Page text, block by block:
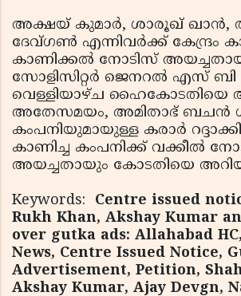
അക്ഷയ് കുമാര്‍, ശാരൂഖ്
ദേവ്ഗണ്‍ എന്നിവര്‍ക്ക് കേന്ദ്രം
കാണിക്കല്‍ നോടിസ്
സോളിസിറ്റര്‍ ജെനറല്‍ എസ്
വെള്ളിയാഴ്ച ഹൈകോടതിയെ
അതേസമയം, അമിതാഭ്
കംപനിയുമായുള്ള കരാര്‍
കാണിച്ച കംപനിക്ക് വക്കീല്‍
അയച്ചതായും കോടതിയെ
Keywords: Centre issued
Rukh Khan, Akshay Kumar
over gutka ads: Allahabad
News, Centre Issued Notice,
Advertisement, Petition,
Akshay Kumar, Ajay Devgn,